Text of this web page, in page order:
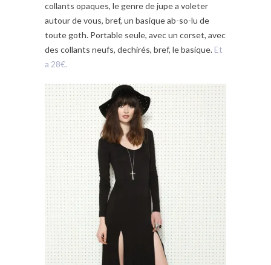
collants opaques, le genre de jupe a voleter
autour de vous, bref, un basique ab-so-lu de
toute goth. Portable seule, avec un corset, avec
des collants neufs, dechirés, bref, le basique. Et
a 28€.